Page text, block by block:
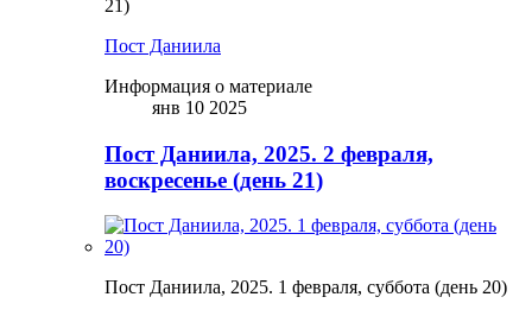
21)
Пост Даниила
Информация о материале
янв 10 2025
Пост Даниила, 2025. 2 февраля,
воскресенье (день 21)
Пост Даниила, 2025. 1 февраля, суббота (день 20)